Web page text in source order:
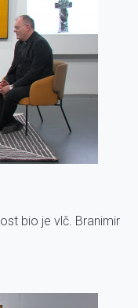
bio je vlč. Branimir